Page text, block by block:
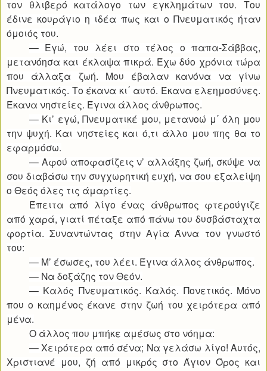
τον θλιβερό κατάλογο των εγκλημάτων του. Του
έδινε κουράγιο η ιδέα πως και ο Πνευματικός ήταν
όμοιός του.
— Εγώ, του λέει στο τέλος ο παπα-Σάββας,
μετανόησα και έκλαψα πικρά. Έχω δύο χρόνια τώρα
που άλλαξα ζωή. Μου έβαλαν κανόνα να γίνω
Πνευματικός. Το έκανα κι΄ αυτό. Έκανα ελεημοσύνες.
Έκανα νηστείες. Έγινα άλλος άνθρωπος.
— Κι’ εγώ, Πνευματικέ μου, μετανοώ μ΄ όλη μου
την ψυχή. Και νηστείες και ό,τι άλλο μου πης θα το
εφαρμόσω.
— Αφού αποφασίζεις ν’ αλλάξης ζωή, σκύψε να
σου διαβάσω την συγχωρητική ευχή, να σου εξαλείψη
ο Θεός όλες τις άμαρτίες.
Έπειτα από λίγο ένας άνθρωπος φτερούγιζε
από χαρά, γιατί πέταξε από πάνω του δυσβάσταχτα
φορτία. Συναντώντας στην Αγία Άννα τον γνωστό
του:
— Μ’ έσωσες, του λέει. Έγινα άλλος άνθρωπος.
— Να δοξάζης τον Θεόν.
— Καλός Πνευματικός. Καλός. Πονετικός. Μόνο
που ο καημένος έκανε στην ζωή του χειρότερα από
μένα.
Ο άλλος που μπήκε αμέσως στο νόημα:
— Χειρότερα από σένα; Να γελάσω λίγο! Αυτός,
Χριστιανέ μου, ζή από μικρός στο Άγιον Όρος και